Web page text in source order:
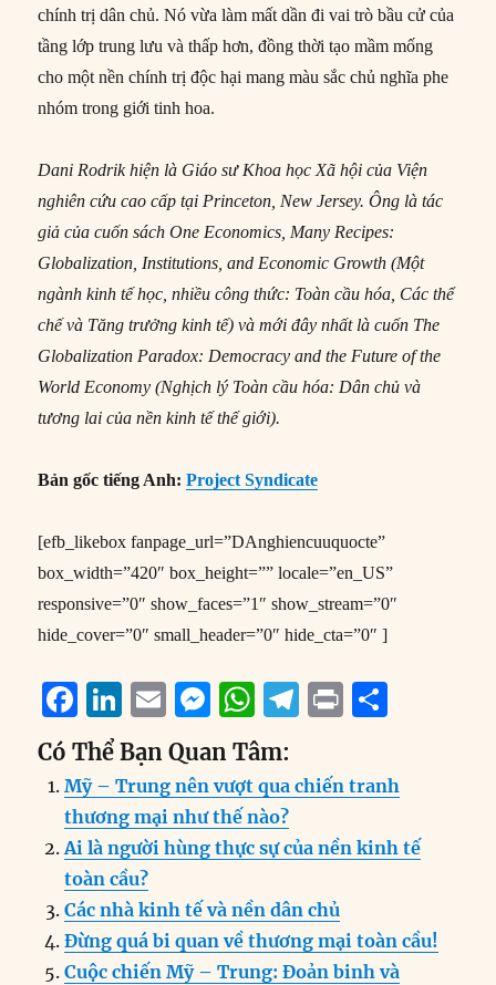
chính trị dân chủ. Nó vừa làm mất dần đi vai trò bầu cử của
tầng lớp trung lưu và thấp hơn, đồng thời tạo mầm mống
cho một nền chính trị độc hại mang màu sắc chủ nghĩa phe
nhóm trong giới tinh hoa.
Dani Rodrik hiện là Giáo sư Khoa học Xã hội của Viện
nghiên cứu cao cấp tại Princeton, New Jersey. Ông là tác
giả của cuốn sách One Economics, Many Recipes:
Globalization, Institutions, and Economic Growth (Một
ngành kinh tế học, nhiều công thức: Toàn cầu hóa, Các thể
chế và Tăng trưởng kinh tế) và mới đây nhất là cuốn The
Globalization Paradox: Democracy and the Future of the
World Economy (Nghịch lý Toàn cầu hóa: Dân chủ và
tương lai của nền kinh tế thế giới).
Bản gốc tiếng Anh:Project Syndicate
[efb_likebox fanpage_url=”DAnghiencuuquocte”
box_width=”420″ box_height=”” locale=”en_US”
responsive=”0″ show_faces=”1″ show_stream=”0″
hide_cover=”0″ small_header=”0″ hide_cta=”0″ ]
F
a
c
e
b
o
o
k
Li
n
k
e
d
I
n
E
m
ai
l
M
e
ss
e
n
er
W
h
at
s
A
p
T
e
g
r
m
P
n
t
a
re
Có Thể Bạn Quan Tâm:
Mỹ – Trung nên vượt qua chiến tranh
thương mại như thế nào?
Ai là người hùng thực sự của nền kinh tế
toàn cầu?
Các nhà kinh tế và nền dân chủ
Đừng quá bi quan về thương mại toàn cầu!
Cuộc chiến Mỹ – Trung: Đoản binh và